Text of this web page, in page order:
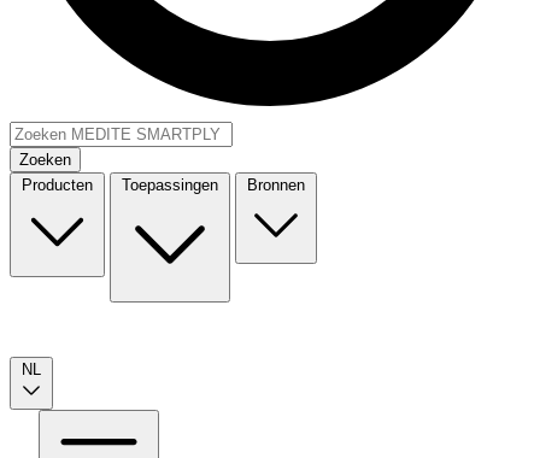
Zoeken
Producten
Toepassingen Bronnen
NL